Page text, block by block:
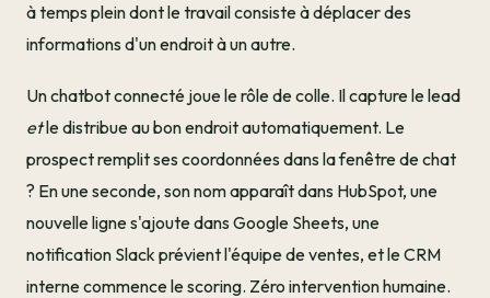
à temps plein dont le travail consiste à déplacer des
informations d'un endroit à un autre.
Un chatbot connecté joue le rôle de colle. Il capture le lead
etle distribue au bon endroit automatiquement. Le
prospect remplit ses coordonnées dans la fenêtre de chat
? En une seconde, son nom apparaît dans HubSpot, une
nouvelle ligne s'ajoute dans Google Sheets, une
notification Slack prévient l'équipe de ventes, et le CRM
interne commence le scoring. Zéro intervention humaine.